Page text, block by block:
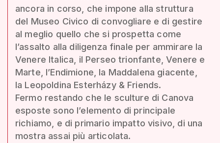
ancora in corso, che impone alla struttura
del Museo Civico di convogliare e di gestire
al meglio quello che si prospetta come
l’assalto alla diligenza finale per ammirare la
Venere Italica, il Perseo trionfante, Venere e
Marte, l’Endimione, la Maddalena giacente,
la Leopoldina Esterházy & Friends.
Fermo restando che le sculture di Canova
esposte sono l’elemento di principale
richiamo, e di primario impatto visivo, di una
mostra assai più articolata.